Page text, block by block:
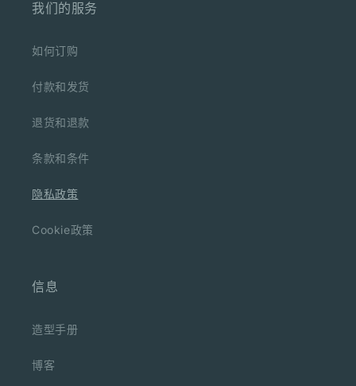
我们的服务
如何订购
付款和发货
退货和退款
条款和条件
隐私政策
Cookie政策
信息
造型手册
博客